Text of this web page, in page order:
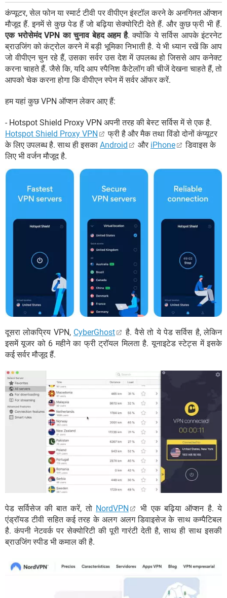
कंप्यूटर, सेल फोन या स्मार्ट टीवी पर वीपीएन इंस्टॉल करने के अनगिनत ऑप्शन
मौजूद हैं. इनमें से कुछ पेड हैं जो बढ़िया सेक्योरिटी देते हैं. और कुछ फ्री भी हैं.
एक भरोसेमंद VPN का चुनाव बेहद अहम है. क्योंकि ये सर्विस आपके इंटरनेट
ब्राउजिंग को कंट्रोल करने में बड़ी भूमिका निभाती है. ये भी ध्यान रखें कि आप
जो वीपीएन चुन रहे हैं, उसका सर्वर उस देश में उपलब्ध हो जिससे आप कनेक्ट
करना चाहते हैं. जैसे कि, यदि आप स्पैनिश कैटेलॉग की चीजें देखना चाहते हैं, तो
आपको चेक करना होगा कि वीपीएन स्पेन में सर्वर ऑफर करें.
हम यहां कुछ VPN ऑप्शन लेकर आए हैं:
- Hotspot Shield Proxy VPN अपनी तरह की बेस्ट सर्विस में से एक है.
Hotspot Shield Proxy VPN
फ्री है और मैक तथा विंडो दोनों कंप्यूटर
के लिए उपलब्ध है. साथ ही इसका Android और iPhone
डिवाइस के
लिए भी वर्जन मौजूद है.
दूसरा लोकप्रिय VPN, CyberGhost
है. वैसे तो ये पेड सर्विस है, लेकिन
इसमें यूजर को 6 महीने का फ्री ट्रॉयल मिलता है. यूनाइटेड स्टेट्स में इसके
कई सर्वर मौजूद हैं.
पेड सर्विसेज की बात करें, तो NordVPN
भी एक बढ़िया ऑप्शन है. ये
एंड्रॉयड टीवी सहित कई तरह के अलग अलग डिवाइसेज के साथ कम्पैटिबल
है. कंपनी नेटवर्क पर सेक्योरिटी की पूरी गारंटी देती है, साथ ही साथ इसकी
ब्राउजिंग स्पीड भी कमाल की है.